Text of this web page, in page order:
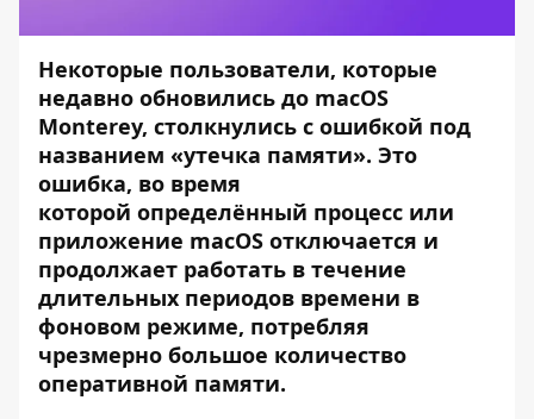
Некоторые пользователи, которые
недавно обновились до macOS
Monterey, столкнулись с ошибкой под
названием «утечка памяти». Это
ошибка, во время
которой определённый процесс или
приложение macOS отключается и
продолжает работать в течение
длительных периодов времени в
фоновом режиме, потребляя
чрезмерно большое количество
оперативной памяти.